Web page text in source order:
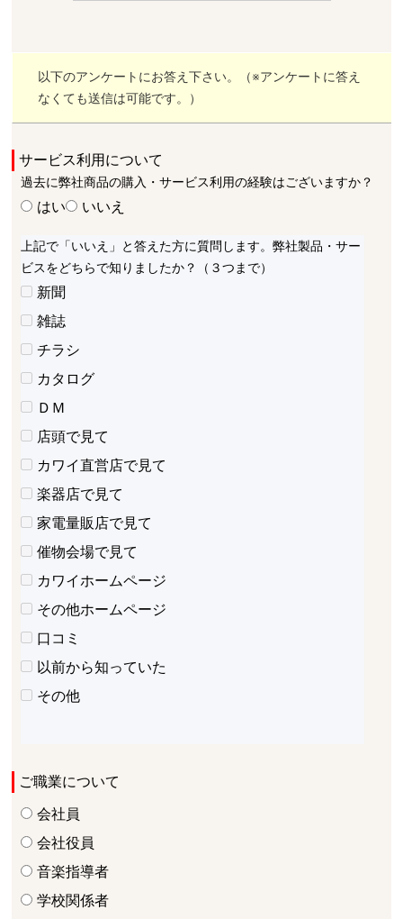
以下のアンケートにお答え下さい。（※アンケートに答え
なくても送信は可能です。）
サービス利用について
過去に弊社商品の購入・サービス利用の経験はございますか？
はい いいえ
上記で「いいえ」と答えた方に質問します。弊社製品・サー
ビスをどちらで知りましたか？（３つまで）
新聞
雑誌
チラシ
カタログ
ＤＭ
店頭で見て
カワイ直営店で見て
楽器店で見て
家電量販店で見て
催物会場で見て
カワイホームページ
その他ホームページ
口コミ
以前から知っていた
その他
ご職業について
会社員
会社役員
音楽指導者
学校関係者